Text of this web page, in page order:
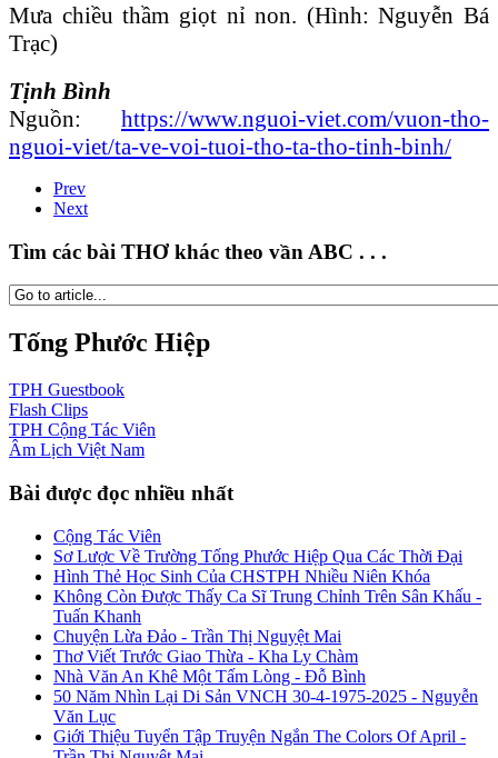
Mưa chiều thầm giọt nỉ non. (Hình: Nguyễn Bá
Trạc)
Tịnh Bình
Nguồn: https://www.nguoi-viet.com/vuon-tho-
nguoi-viet/ta-ve-voi-tuoi-tho-ta-tho-tinh-binh/
Prev
Next
Tìm các bài THƠ khác theo vần ABC . . .
Tống Phước Hiệp
TPH Guestbook
Flash Clips
TPH Cộng Tác Viên
Âm Lịch Việt Nam
Bài được đọc nhiều nhất
Cộng Tác Viên
Sơ Lược Về Trường Tống Phước Hiệp Qua Các Thời Đại
Hình Thẻ Học Sinh Của CHSTPH Nhiều Niên Khóa
Không Còn Được Thấy Ca Sĩ Trung Chỉnh Trên Sân Khấu -
Tuấn Khanh
Chuyện Lừa Đảo - Trần Thị Nguyệt Mai
Thơ Viết Trước Giao Thừa - Kha Ly Chàm
Nhà Văn An Khê Một Tấm Lòng - Đỗ Bình
50 Năm Nhìn Lại Di Sản VNCH 30-4-1975-2025 - Nguyễn
Văn Lục
Giới Thiệu Tuyển Tập Truyện Ngắn The Colors Of April -